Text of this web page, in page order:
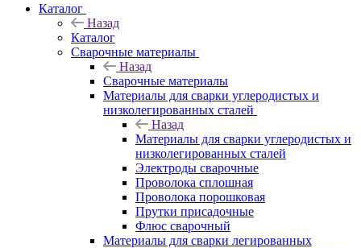
Каталог
Назад
Каталог
Сварочные материалы
Назад
Сварочные материалы
Материалы для сварки углеродистых и
низколегированных сталей
Назад
Материалы для сварки углеродистых и
низколегированных сталей
Электроды сварочные
Проволока сплошная
Проволока порошковая
Прутки присадочные
Флюс сварочный
Материалы для сварки легированных